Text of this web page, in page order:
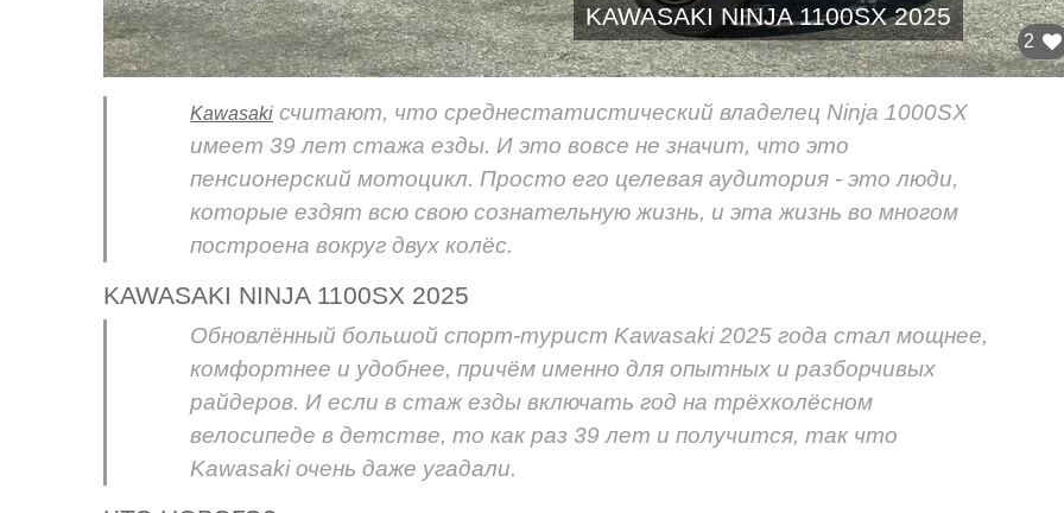
KAWASAKI NINJA 1100SX 2025
2
Kawasaki считают, что среднестатистический владелец Ninja 1000SX
имеет 39 лет стажа езды. И это вовсе не значит, что это
пенсионерский мотоцикл. Просто его целевая аудитория - это люди,
которые ездят всю свою сознательную жизнь, и эта жизнь во многом
построена вокруг двух колёс.
KAWASAKI NINJA 1100SX 2025
Обновлённый большой спорт-турист Kawasaki 2025 года стал мощнее,
комфортнее и удобнее, причём именно для опытных и разборчивых
райдеров. И если в стаж езды включать год на трёхколёсном
велосипеде в детстве, то как раз 39 лет и получится, так что
Kawasaki очень даже угадали.